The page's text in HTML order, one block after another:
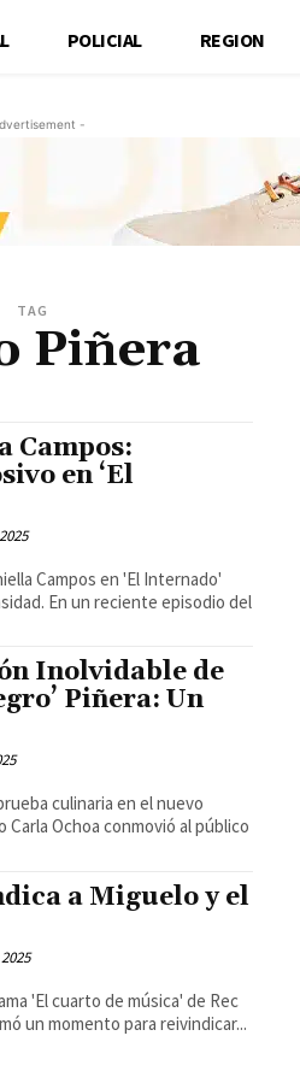
POLICIAL REGION
-
TAG
Piñera
Campos:
en ‘El
Campos en 'El Internado'
En un reciente episodio del
Inolvidable de
Piñera: Un
culinaria en el nuevo
Ochoa conmovió al público
a Miguelo y el
'El cuarto de música' de Rec
un momento para reivindicar...